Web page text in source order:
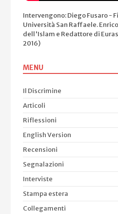
Intervengono: Diego Fusaro -
Università San Raffaele.
dell'Islam e Redattore di
2016)
MENU
Il Discrimine
Articoli
Riflessioni
English Version
Recensioni
Segnalazioni
Interviste
Stampa estera
Collegamenti